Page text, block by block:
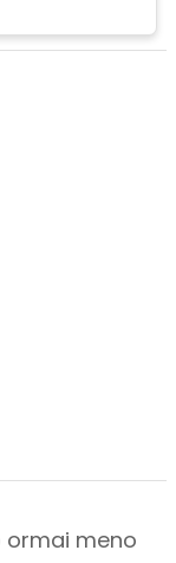
ormai meno